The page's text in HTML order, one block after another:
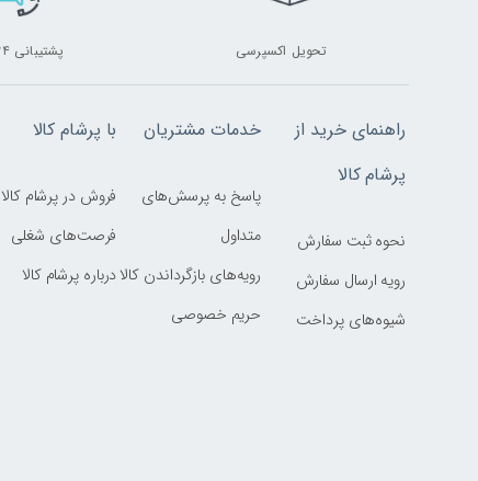
تحویل اکسپرسی پشتیبانی ۲۴ ساعته
راهنمای خرید از
پرشام کالا
نحوه ثبت سفارش
رویه ارسال سفارش
شیوه‌های پرداخت
خدمات مشتریان
پاسخ به پرسش‌های
متداول
رویه‌های بازگرداندن کالا
حریم خصوصی
با پرشام کالا
فروش در پرشام کالا
فرصت‌های شغلی
درباره پرشام کالا